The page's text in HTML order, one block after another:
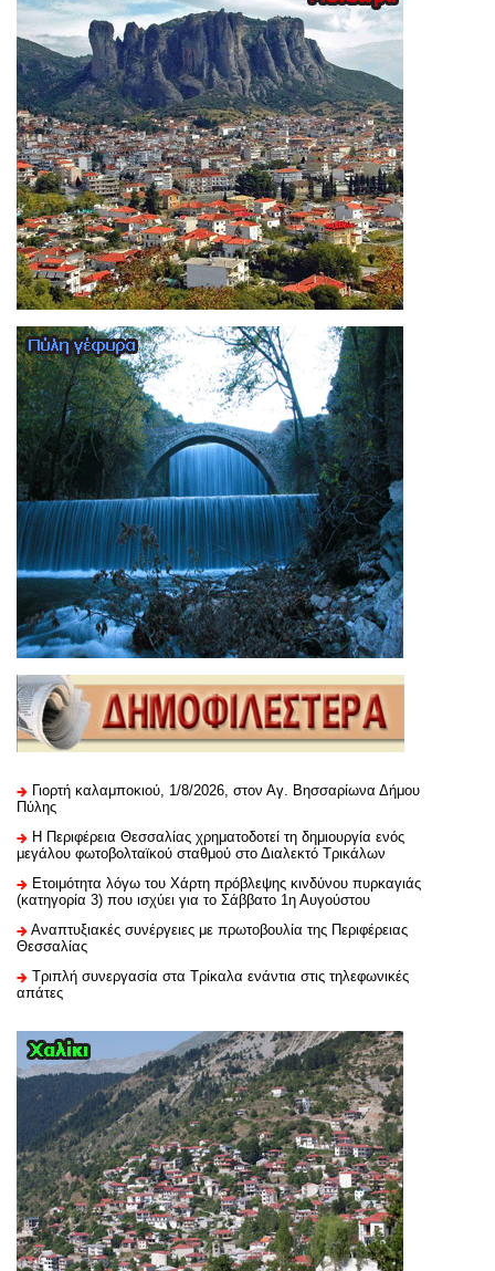
Γιορτή καλαμποκιού, 1/8/2026, στον Αγ. Βησσαρίωνα Δήμου
Πύλης
H Περιφέρεια Θεσσαλίας χρηματοδοτεί τη δημιουργία ενός
μεγάλου φωτοβολταϊκού σταθμού στο Διαλεκτό Τρικάλων
Ετοιμότητα λόγω του Χάρτη πρόβλεψης κινδύνου πυρκαγιάς
(κατηγορία 3) που ισχύει για το Σάββατο 1η Αυγούστου
Αναπτυξιακές συνέργειες με πρωτοβουλία της Περιφέρειας
Θεσσαλίας
Τριπλή συνεργασία στα Τρίκαλα ενάντια στις τηλεφωνικές
απάτες